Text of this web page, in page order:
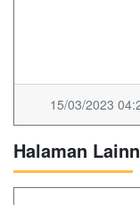
15/03/2023
Halaman